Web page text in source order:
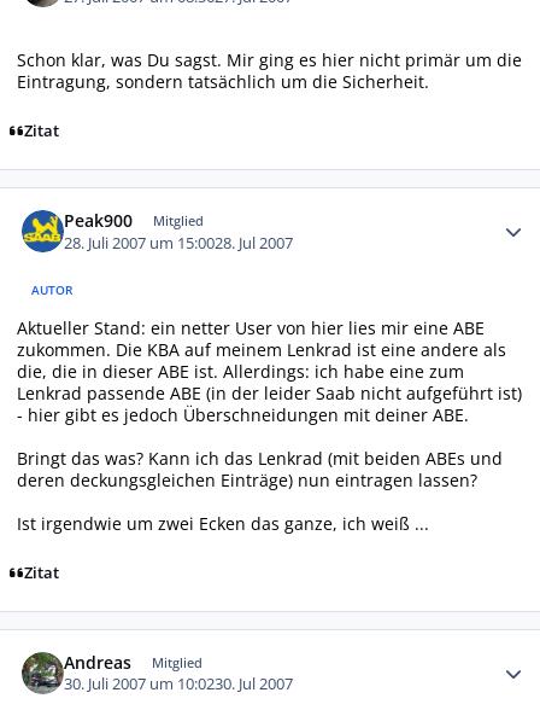
Schon klar, was Du sagst. Mir ging es hier nicht primär um die
Eintragung, sondern tatsächlich um die Sicherheit.
Zitat
Peak900 Mitglied
28. Juli 2007 um 15:0028. Jul 2007
AUTOR
Aktueller Stand: ein netter User von hier lies mir eine ABE
zukommen. Die KBA auf meinem Lenkrad ist eine andere als
die, die in dieser ABE ist. Allerdings: ich habe eine zum
Lenkrad passende ABE (in der leider Saab nicht aufgeführt ist)
- hier gibt es jedoch Überschneidungen mit deiner ABE.
Bringt das was? Kann ich das Lenkrad (mit beiden ABEs und
deren deckungsgleichen Einträge) nun eintragen lassen?
Ist irgendwie um zwei Ecken das ganze, ich weiß ...
Zitat
Andreas Mitglied
30. Juli 2007 um 10:0230. Jul 2007